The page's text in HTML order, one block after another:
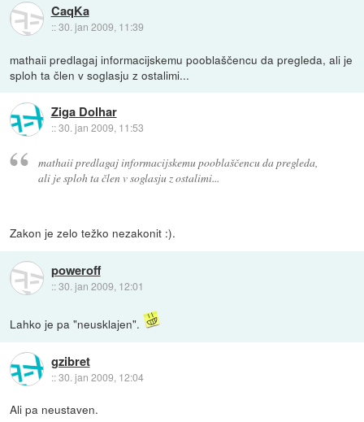
CaqKa
::30. jan 2009, 11:39
mathaii predlagaj informacijskemu pooblaščencu da pregleda, ali je
sploh ta člen v soglasju z ostalimi...
Ziga Dolhar
::30. jan 2009, 11:53
mathaii predlagaj informacijskemu pooblaščencu da pregleda,
ali je sploh ta člen v soglasju z ostalimi...
Zakon je zelo težko nezakonit :).
poweroff
::30. jan 2009, 12:01
Lahko je pa "neusklajen".
gzibret
::30. jan 2009, 12:04
Ali pa neustaven.